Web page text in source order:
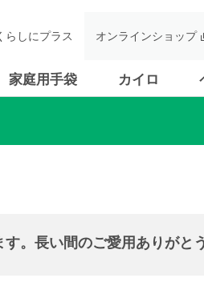
家庭用手袋 カイロ
らしにプラス オンラインショップ
。 長い間のご愛用ありがと